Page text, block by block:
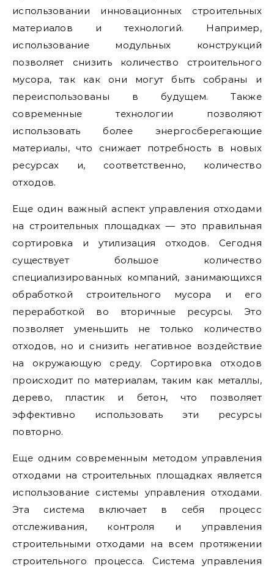
использовании инновационных строительных
материалов и технологий. Например,
использование модульных конструкций
позволяет снизить количество строительного
мусора, так как они могут быть собраны и
переиспользованы в будущем. Также
современные технологии позволяют
использовать более энергосберегающие
материалы, что снижает потребность в новых
ресурсах и, соответственно, количество
отходов.
Еще один важный аспект управления отходами
на строительных площадках — это правильная
сортировка и утилизация отходов. Сегодня
существует большое количество
специализированных компаний, занимающихся
обработкой строительного мусора и его
переработкой во вторичные ресурсы. Это
позволяет уменьшить не только количество
отходов, но и снизить негативное воздействие
на окружающую среду. Сортировка отходов
происходит по материалам, таким как металлы,
дерево, пластик и бетон, что позволяет
эффективно использовать эти ресурсы
повторно.
Еще одним современным методом управления
отходами на строительных площадках является
использование системы управления отходами.
Эта система включает в себя процесс
отслеживания, контроля и управления
строительными отходами на всем протяжении
строительного процесса. Система управления